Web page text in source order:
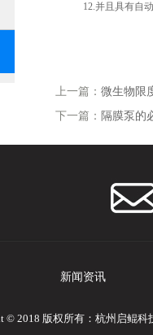
12.并且具有自动
上一篇： 微生物限
下一篇： 隔膜泵的
新闻资讯
© 2018 版权所有：杭州启鲲科